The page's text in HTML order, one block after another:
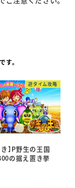
す。
遊タイム攻略
】P野生の王国
の据え置き挙